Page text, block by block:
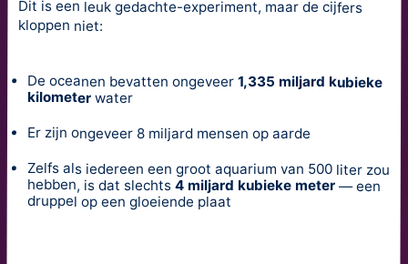
Dit is een leuk gedachte-experiment, maar de cijfers
kloppen niet:
De oceanen bevatten ongeveer1,335 miljard kubieke
kilometer water
Er zijn ongeveer 8 miljard mensen op aarde
Zelfs als iedereen een groot aquarium van 500 liter zou
hebben, is dat slechts 4 miljard kubieke meter— een
druppel op een gloeiende plaat